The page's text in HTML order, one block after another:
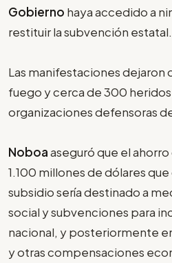
Gobierno haya accedido a
restituir la subvención estatal.
Las manifestaciones dejaron
fuego y cerca de 300
organizaciones defensoras
Noboaaseguró que el
1.100 millones de dólares
subsidio sería destinado a
social y subvenciones para
nacional, y posteriormente
y otras compensaciones